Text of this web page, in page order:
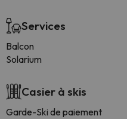
Services
Balcon
Solarium
Casier à skis
Garde-Ski de paiement